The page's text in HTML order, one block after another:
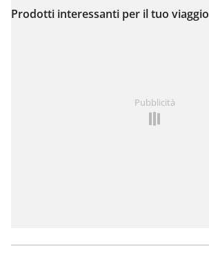
Visualizza sulla mappa
Prodotti interessanti per il tuo viaggio
Pubblicità